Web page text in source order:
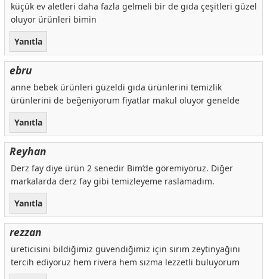
küçük ev aletleri daha fazla gelmeli bir de gıda çeşitleri güzel
oluyor ürünleri bimin
Yanıtla
ebru
anne bebek ürünleri güzeldi gıda ürünlerini temizlik
ürünlerini de beğeniyorum fiyatlar makul oluyor genelde
Yanıtla
Reyhan
Derz fay diye ürün 2 senedir Bim’de göremiyoruz. Diğer
markalarda derz fay gibi temizleyeme raslamadım.
Yanıtla
rezzan
üreticisini bildiğimiz güvendiğimiz için sırım zeytinyağını
tercih ediyoruz hem rivera hem sızma lezzetli buluyorum